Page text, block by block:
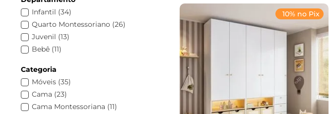
Infantil (34)
Quarto Montessoriano (26)
Juvenil (13)
Bebê (11)
Categoria
Móveis (35)
Cama (23)
Cama Montessoriana (11)
10% no Pix